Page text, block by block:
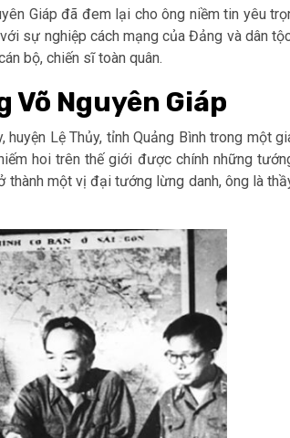
Giáp đã đem lại cho ông niềm tin yêu
sự nghiệp cách mạng của Đảng và dân
bộ, chiến sĩ toàn quân.
Nguyên Giáp
Lệ Thủy, tỉnh Quảng Bình trong một
hoi trên thế giới được chính những
một vị đại tướng lừng danh, ông là